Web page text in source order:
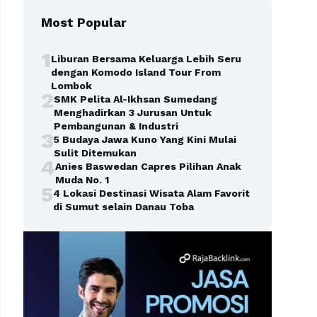
Most Popular
1Liburan Bersama Keluarga Lebih Seru
dengan Komodo Island Tour From
Lombok
2SMK Pelita Al-Ikhsan Sumedang
Menghadirkan 3 Jurusan Untuk
Pembangunan & Industri
35 Budaya Jawa Kuno Yang Kini Mulai
Sulit Ditemukan
4Anies Baswedan Capres Pilihan Anak
Muda No. 1
54 Lokasi Destinasi Wisata Alam Favorit
di Sumut selain Danau Toba